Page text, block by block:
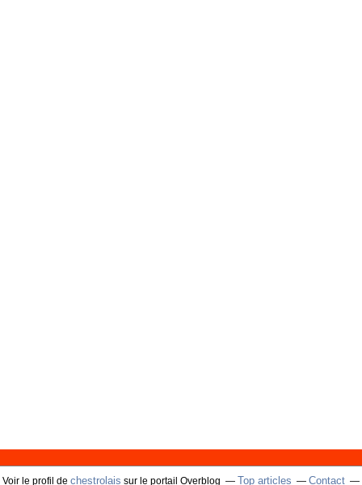
Voir le profil de chestrolais sur le portail Overblog Top articles Contact